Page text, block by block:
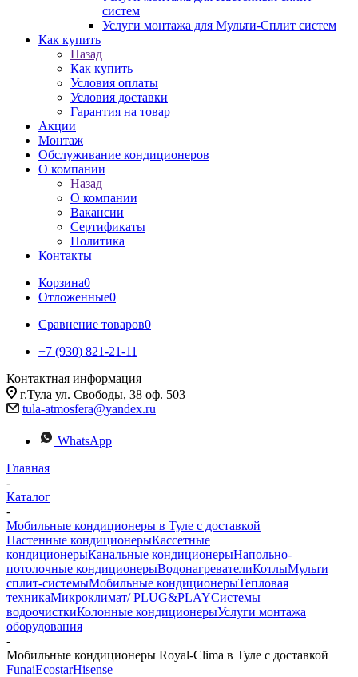
систем
Услуги монтажа для Мульти-Сплит систем
Как купить
Назад
Как купить
Условия оплаты
Условия доставки
Гарантия на товар
Акции
Монтаж
Обслуживание кондиционеров
О компании
Назад
О компании
Вакансии
Сертификаты
Политика
Контакты
Корзина0
Отложенные0
Сравнение товаров0
+7 (930) 821-21-11
Контактная информация
г.Тула ул. Свободы, 38 оф. 503
tula-atmosfera@yandex.ru
WhatsApp
Главная
-
Каталог
-
Мобильные кондиционеры в Туле с доставкой
Настенные кондиционерыКассетные
кондиционерыКанальные кондиционерыНапольно-
потолочные кондиционерыВодонагревателиКотлыМульти
сплит-системыМобильные кондиционерыТепловая
техникаМикроклимат/ PLUG&PLAYСистемы
водоочисткиКолонные кондиционерыУслуги монтажа
оборудования
-
Мобильные кондиционеры Royal-Clima в Туле с доставкой
FunaiEcostarHisense